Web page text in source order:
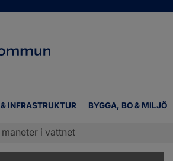
INFRASTRUKTUR BYGGA, BO & MILJÖ
i vattnet